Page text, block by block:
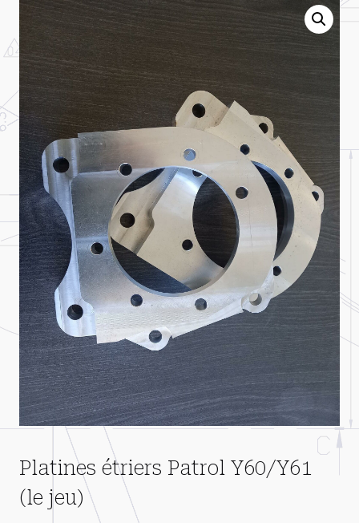
Platines étriers Patrol Y60/Y61
(le jeu)